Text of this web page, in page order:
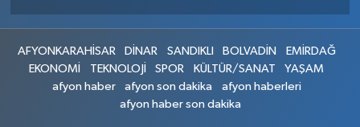
AFYONKARAHİSAR DİNAR SANDIKLI BOLVADİN
EMİRDAĞ
EKONOMİ
TEKNOLOJİ SPOR KÜLTÜR/SANAT
YAŞAM
afyon haber
afyon son dakika
afyon haberleri
afyon haber son dakika